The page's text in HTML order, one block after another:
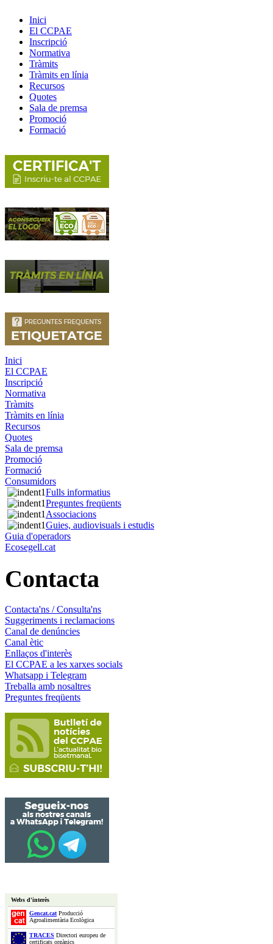
Inici
El CCPAE
Inscripció
Normativa
Tràmits
Tràmits en línia
Recursos
Quotes
Sala de premsa
Promoció
Formació
Inici
El CCPAE
Inscripció
Normativa
Tràmits
Tràmits en línia
Recursos
Quotes
Sala de premsa
Promoció
Formació
Consumidors
Fulls informatius
Preguntes freqüents
Associacions
Guies, audiovisuals i estudis
Guia d'operadors
Ecosegell.cat
Contacta
Contacta'ns / Consulta'ns
Suggeriments i reclamacions
Canal de denúncies
Canal ètic
Enllaços d'interès
El CCPAE a les xarxes socials
Whatsapp i Telegram
Treballa amb nosaltres
Preguntes freqüents
Webs d'interès
Gencat.catProducció
Agroalimentària Ecològica
TRACES Directori europeu de
certificats orgànics